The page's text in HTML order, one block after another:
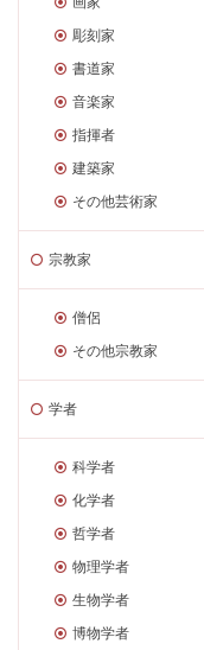
彫刻家
書道家
音楽家
指揮者
建築家
その他芸術家
宗教家
僧侶
その他宗教家
学者
科学者
化学者
哲学者
物理学者
生物学者
博物学者